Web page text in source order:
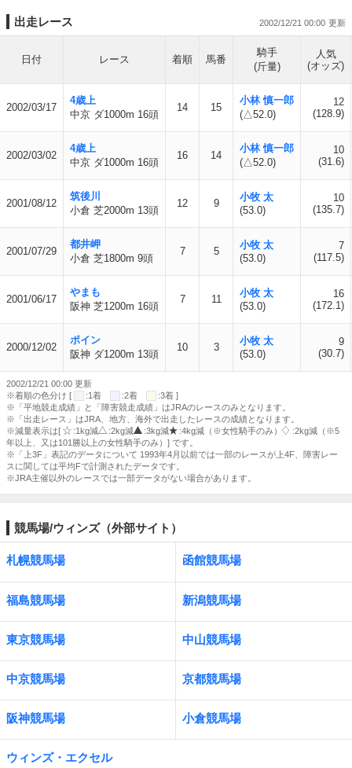
出走レース 2002/12/21 00:00
日付 レース 着順 馬番
騎手
(斤量)
人気
(オッズ)
2002/03/17
4歳上
中京 ダ1000m 16頭
14 15
小林 慎一郎
(△52.0)
12
(128.9)
2002/03/02
4歳上
中京 ダ1000m 16頭
16 14
小林 慎一郎
(△52.0)
10
(31.6)
2001/08/12
筑後川
小倉 芝2000m 13頭
12 9
小牧 太
(53.0)
10
(135.7)
2001/07/29
都井岬
小倉 芝1800m 9頭
7 5
小牧 太
(53.0)
7
(117.5)
2001/06/17
やまも
阪神 芝1200m 16頭
7 11
小牧 太
(53.0)
16
(172.1)
2000/12/02
ポイン
阪神 ダ1200m 13頭
10 3
小牧 太
(53.0)
9
(30.7)
2002/12/21 00:00 更新
※着順の色分け [
:1着 :2着
:3着 ]
※「平地競走成績」と「障害競走成績」はJRAのレースのみとなります。
※「出走レース」はJRA、地方、海外で出走したレースの成績となります。
※減量表示は[
:1kg減 :2kg減 :3kg減 :4kg減（※女性騎手のみ）
:2kg減（※5
年以上、又は101勝以上の女性騎手のみ）] です。
※「上3F」表記のデータについて 1993年4月以前では一部のレースが上4F、障害レー
スに関しては平均Fで計測されたデータです。
※JRA主催以外のレースでは一部データがない場合があります。
競馬場/ウィンズ（外部サイト）
札幌競馬場 函館競馬場
福島競馬場 新潟競馬場
東京競馬場 中山競馬場
中京競馬場 京都競馬場
阪神競馬場 小倉競馬場
ウィンズ・エクセル